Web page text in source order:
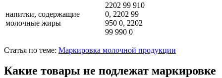
напитки, содержащие
молочные жиры
2202 99 910
0, 2202 99
950 0, 2202
99 990 0
Статья по теме: Маркировка молочной продукции
Какие товары не подлежат маркировке